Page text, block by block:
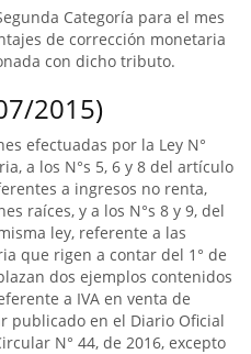
Categoría para el mes
de corrección monetaria
con dicho tributo.
2015)
efectuadas por la Ley N°
a los N°s 5, 6 y 8 del artículo
a ingresos no renta,
raíces, y a los N°s 8 y 9, del
ley, referente a las
que rigen a contar del 1° de
dos ejemplos contenidos
a IVA en venta de
publicado en el Diario Oficial
N° 44, de 2016, excepto